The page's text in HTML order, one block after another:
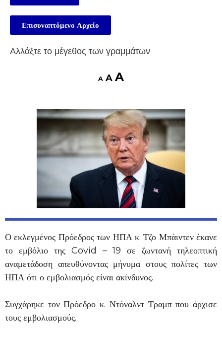
Επισυναπτόμενο Αρχείο
Αλλάξτε το μέγεθος των γραμμάτων
A A A
Ο εκλεγμένος Πρόεδρος των ΗΠΑ κ. Τζο Μπάιντεν έκανε
το εμβόλιο της Covid – 19 σε ζωντανή τηλεοπτική
αναμετάδοση απευθύνοντας μήνυμα στους πολίτες των
ΗΠΑ ότι ο εμβολιασμός είναι ακίνδυνος.
Συγχάρηκε τον Πρόεδρο κ. Ντόναλντ Τραμπ που άρχισε
τους εμβολιασμούς.